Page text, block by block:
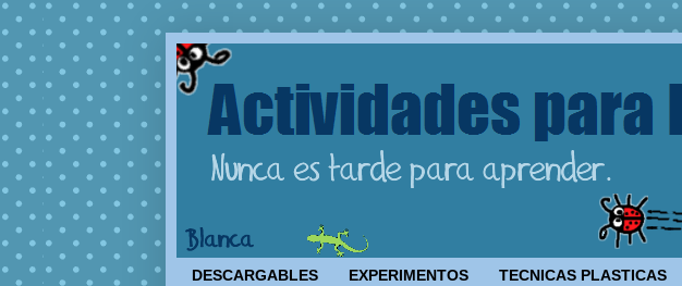
DESCARGABLES EXPERIMENTOS TECNICAS PLASTICAS